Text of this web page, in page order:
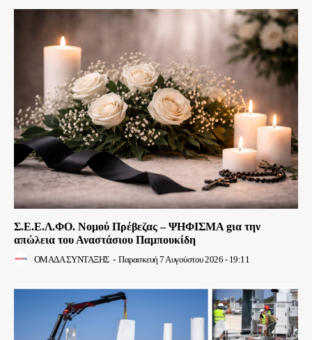
Σ.Ε.Ε.Λ.ΦΟ. Νομού Πρέβεζας – ΨΗΦΙΣΜΑ gια την
απώλεια του Αναστάσιου Παμπουκίδη
ΟΜΑΔΑ ΣΥΝΤΑΞΗΣ - Παρασκευή 7 Αυγούστου 2026 - 19:11